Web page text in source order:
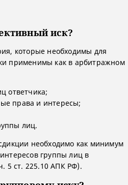
иск?
которые необходимы для
применимы как в арбитражном
ответчика;
права и интересы;
лиц.
необходимо как минимум
группы лиц в
5 ст. 225.10 АПК РФ).